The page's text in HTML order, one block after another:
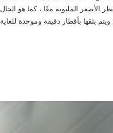
بثقها بأقطار دقيقة وموحدة للغاية.